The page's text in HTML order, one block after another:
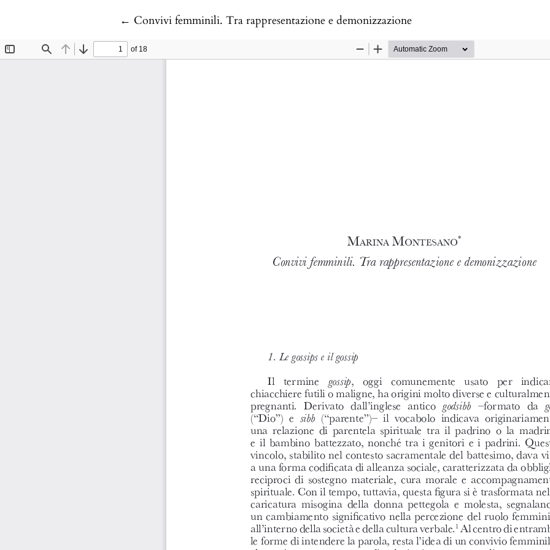
← Return to Article Details
Convivi femminili. Tra rappresentazione e demonizzazione